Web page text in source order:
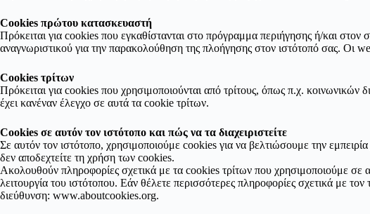
Cookies πρώτου κατασκευαστή
Πρόκειται για cookies που εγκαθίστανται στο πρόγραμμα περιήγησης ή/και
αναγνωριστικού για την παρακολούθηση της πλοήγησης στον ιστότοπό σας. Οι
Cookies τρίτων
Πρόκειται για cookies που χρησιμοποιούνται από τρίτους, όπως π.χ. κοινωνικών
έχει κανέναν έλεγχο σε αυτά τα cookie τρίτων.
Cookies σε αυτόν τον ιστότοπο και πώς να τα διαχειριστείτε
Σε αυτόν τον ιστότοπο, χρησιμοποιούμε cookies για να βελτιώσουμε την
δεν αποδεχτείτε τη χρήση των cookies.
Ακολουθούν πληροφορίες σχετικά με τα cookies τρίτων που χρησιμοποιούμε σε
λειτουργία του ιστότοπου. Εάν θέλετε περισσότερες πληροφορίες σχετικά με
διεύθυνση: www.aboutcookies.org.